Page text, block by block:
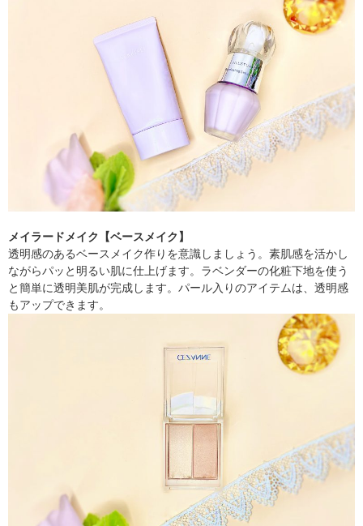
メイラードメイク【ベースメイク】
透明感のあるベースメイク作りを意識しましょう。素肌感を活かし
ながらパッと明るい肌に仕上げます。ラベンダーの化粧下地を使う
と簡単に透明美肌が完成します。パール入りのアイテムは、透明感
もアップできます。